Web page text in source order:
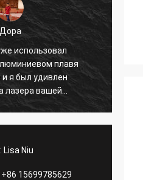
Дора
использовал
плавя
я был удивлен
лазера вашей
Lisa Niu
+86 15699785629